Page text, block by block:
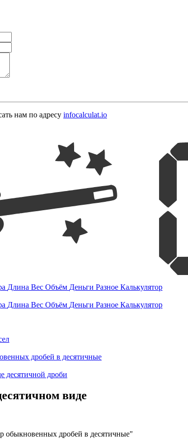
нам по адресу infocalculat.io
Длина Вес Объём Деньги Разное Калькулятор
Длина Вес Объём Деньги Разное Калькулятор
дробей в десятичные
десятичной дроби
виде
обыкновенных дробей в десятичные"